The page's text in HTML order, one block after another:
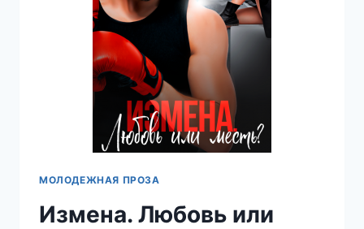
МОЛОДЕЖНАЯ ПРОЗА
Измена. Любовь или